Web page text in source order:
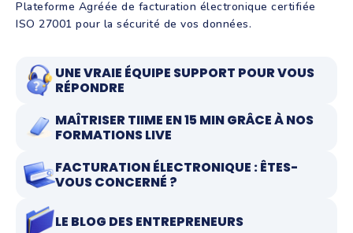
Plateforme Agréée de facturation électronique certifiée
ISO 27001 pour la sécurité de vos données.
UNE VRAIE ÉQUIPE SUPPORT POUR VOUS
RÉPONDRE
MAÎTRISER TIIME EN 15 MIN GRÂCE À NOS
FORMATIONS LIVE
FACTURATION ÉLECTRONIQUE : ÊTES-
VOUS CONCERNÉ ?
LE BLOG DES ENTREPRENEURS